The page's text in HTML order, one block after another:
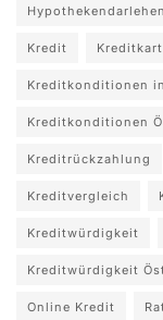
Hypothekendarlehen
Kredit
Kreditkonditionen
Kreditkonditionen
Kreditrückzahlung
Kreditvergleich
Kreditwürdigkeit
Kreditwürdigkeit
Online Kredit